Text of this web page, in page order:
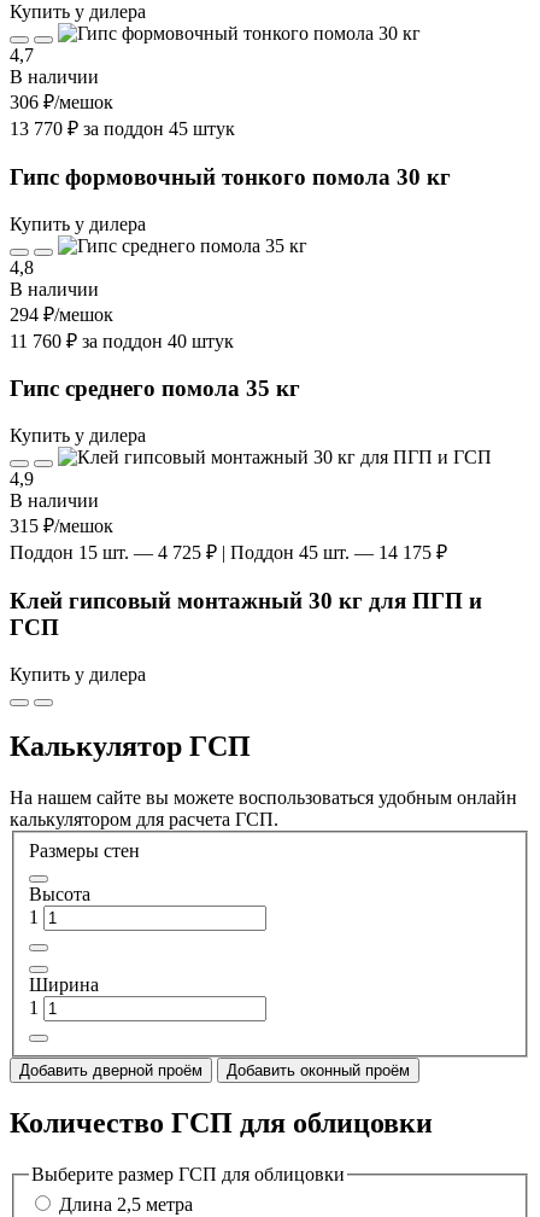
Купить у дилера
4,7
В наличии
306 ₽/мешок
13 770 ₽ за поддон 45 штук
Гипс формовочный тонкого помола 30 кг
Купить у дилера
4,8
В наличии
294 ₽/мешок
11 760 ₽ за поддон 40 штук
Гипс среднего помола 35 кг
Купить у дилера
4,9
В наличии
315 ₽/мешок
Поддон 15 шт. — 4 725 ₽ | Поддон 45 шт. — 14 175 ₽
Клей гипсовый монтажный 30 кг для ПГП и
ГСП
Купить у дилера
Калькулятор ГСП
На нашем сайте вы можете воспользоваться удобным онлайн
калькулятором для расчета ГСП.
Размеры стен
Высота
1
Ширина
1
Добавить дверной проём Добавить оконный проём
Количество ГСП для облицовки
Выберите размер ГСП для облицовки
Длина 2,5 метра